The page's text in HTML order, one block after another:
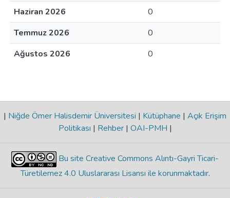
Haziran 2026
0
Temmuz 2026
0
Ağustos 2026
0
| Niğde Ömer Halisdemir Üniversitesi | Kütüphane | Açık Erişim
Politikası | Rehber | OAI-PMH |
Bu site Creative Commons Alıntı-Gayri Ticari-
Türetilemez 4.0 Uluslararası Lisansı ile korunmaktadır.